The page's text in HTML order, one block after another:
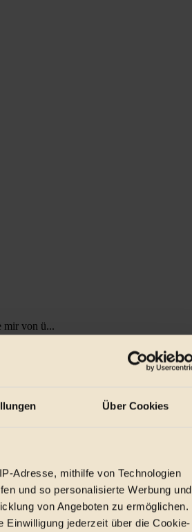
Über Cookies
Adresse, mithilfe von Technologien
und so personalisierte Werbung und
von Angeboten zu ermöglichen.
Einwilligung jederzeit über die Cookie-
mir von ü...